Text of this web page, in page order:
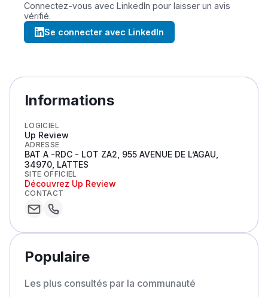
Connectez-vous avec LinkedIn pour laisser un avis
vérifié.
Se connecter avec LinkedIn
Informations
LOGICIEL
Up Review
ADRESSE
BAT A -RDC - LOT ZA2, 955 AVENUE DE L’AGAU,
34970, LATTES
SITE OFFICIEL
Découvrez Up Review
CONTACT
Populaire
Les plus consultés par la communauté